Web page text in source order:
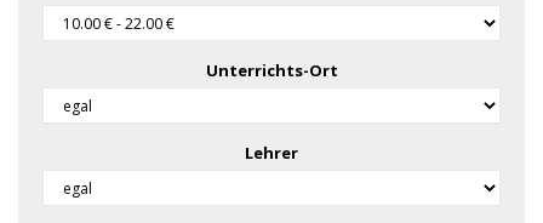
Unterrichts-Ort
Lehrer